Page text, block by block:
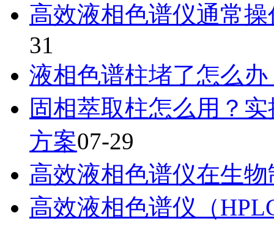
高效液相色谱仪通常
31
液相色谱柱堵了怎么
固相萃取柱怎么用？
方案07-29
高效液相色谱仪在生
高效液相色谱仪（